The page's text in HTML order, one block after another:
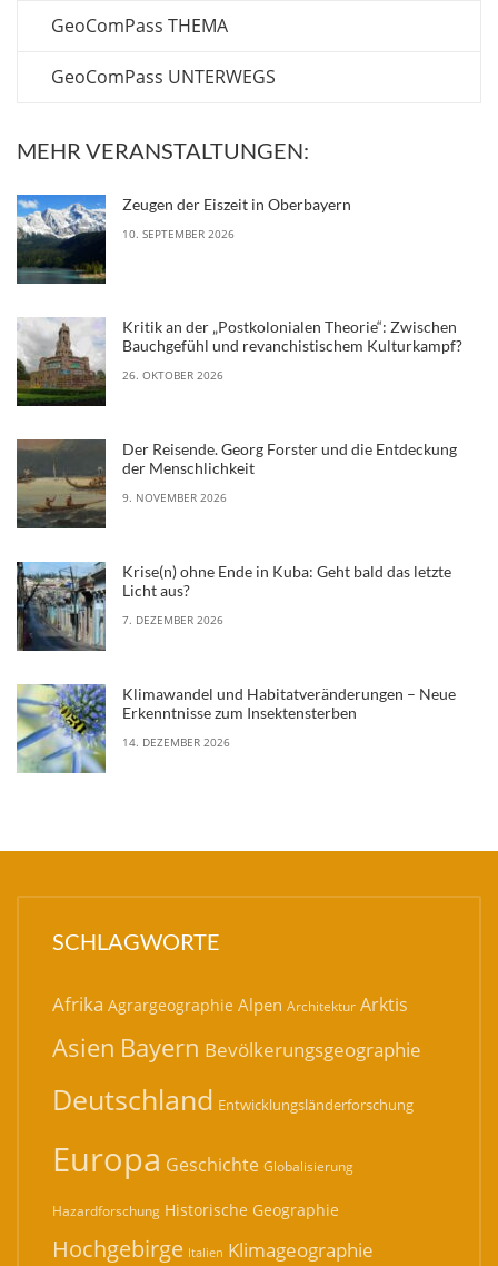
GeoComPass THEMA
GeoComPass UNTERWEGS
MEHR VERANSTALTUNGEN:
Zeugen der Eiszeit in Oberbayern
10. SEPTEMBER 2026
Kritik an der „Postkolonialen Theorie“: Zwischen
Bauchgefühl und revanchistischem Kulturkampf?
26. OKTOBER 2026
Der Reisende. Georg Forster und die Entdeckung
der Menschlichkeit
9. NOVEMBER 2026
Krise(n) ohne Ende in Kuba: Geht bald das letzte
Licht aus?
7. DEZEMBER 2026
Klimawandel und Habitatveränderungen – Neue
Erkenntnisse zum Insektensterben
14. DEZEMBER 2026
SCHLAGWORTE
Afrika Agrargeographie Alpen Architektur Arktis
Asien Bayern Bevölkerungsgeographie
Deutschland Entwicklungsländerforschung
Europa Geschichte Globalisierung
Hazardforschung Historische Geographie
Hochgebirge Italien Klimageographie